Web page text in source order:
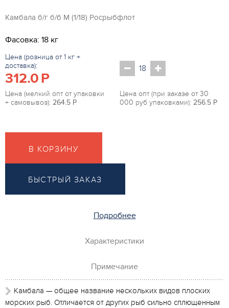
Камбала б/г б/б М (1/18) Росрыбфлот
Фасовка: 18 кг
Цена (розница от 1 кг +
доставка):
312.0P
Цена (мелкий опт от упаковки
+ самовывоз): 264.5 P
Цена опт (при заказе от 30
000 руб упаковками): 256.5 P
В КОРЗИНУ
БЫСТРЫЙ ЗАКАЗ
Подробнее
Характеристики
Примечание
Камбала — общее название нескольких видов плоских
морских рыб. Отличается от других рыб сильно сплющенным